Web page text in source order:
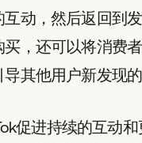
动，然后返回到
，还可以将消费
其他用户新发现的
促进持续的互动